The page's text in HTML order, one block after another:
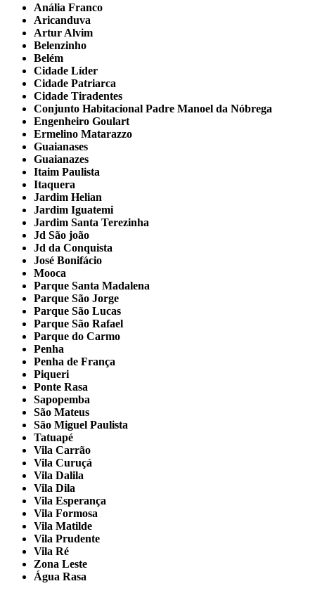
Anália Franco
Aricanduva
Artur Alvim
Belenzinho
Belém
Cidade Líder
Cidade Patriarca
Cidade Tiradentes
Conjunto Habitacional Padre Manoel da Nóbrega
Engenheiro Goulart
Ermelino Matarazzo
Guaianases
Guaianazes
Itaim Paulista
Itaquera
Jardim Helian
Jardim Iguatemi
Jardim Santa Terezinha
Jd São joão
Jd da Conquista
José Bonifácio
Mooca
Parque Santa Madalena
Parque São Jorge
Parque São Lucas
Parque São Rafael
Parque do Carmo
Penha
Penha de França
Piqueri
Ponte Rasa
Sapopemba
São Mateus
São Miguel Paulista
Tatuapé
Vila Carrão
Vila Curuçá
Vila Dalila
Vila Dila
Vila Esperança
Vila Formosa
Vila Matilde
Vila Prudente
Vila Ré
Zona Leste
Água Rasa